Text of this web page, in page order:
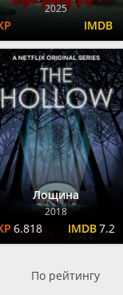
2025
Лощина
2018
6.818 7.2
По рейтингу